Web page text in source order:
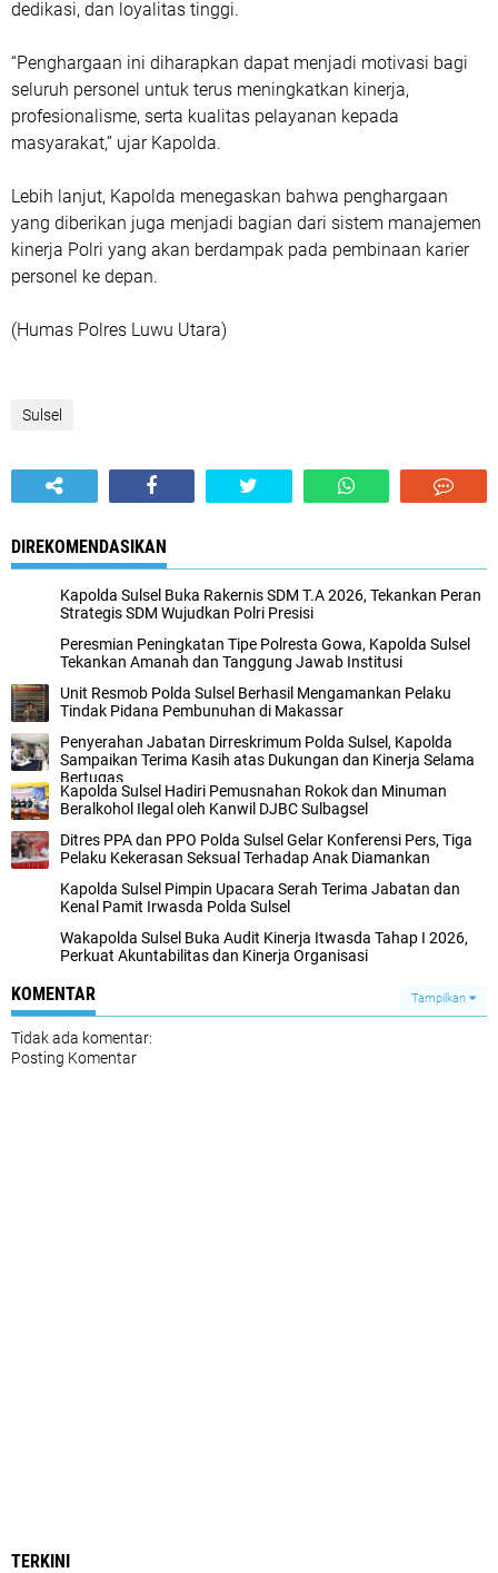
dedikasi, dan loyalitas tinggi.
“Penghargaan ini diharapkan dapat menjadi motivasi bagi
seluruh personel untuk terus meningkatkan kinerja,
profesionalisme, serta kualitas pelayanan kepada
masyarakat,” ujar Kapolda.
Lebih lanjut, Kapolda menegaskan bahwa penghargaan
yang diberikan juga menjadi bagian dari sistem manajemen
kinerja Polri yang akan berdampak pada pembinaan karier
personel ke depan.
(Humas Polres Luwu Utara)
Sulsel
DIREKOMENDASIKAN
Kapolda Sulsel Buka Rakernis SDM T.A 2026, Tekankan Peran
Strategis SDM Wujudkan Polri Presisi
Peresmian Peningkatan Tipe Polresta Gowa, Kapolda Sulsel
Tekankan Amanah dan Tanggung Jawab Institusi
Unit Resmob Polda Sulsel Berhasil Mengamankan Pelaku
Tindak Pidana Pembunuhan di Makassar
Penyerahan Jabatan Dirreskrimum Polda Sulsel, Kapolda
Sampaikan Terima Kasih atas Dukungan dan Kinerja Selama
Bertugas
Kapolda Sulsel Hadiri Pemusnahan Rokok dan Minuman
Beralkohol Ilegal oleh Kanwil DJBC Sulbagsel
Ditres PPA dan PPO Polda Sulsel Gelar Konferensi Pers, Tiga
Pelaku Kekerasan Seksual Terhadap Anak Diamankan
Kapolda Sulsel Pimpin Upacara Serah Terima Jabatan dan
Kenal Pamit Irwasda Polda Sulsel
Wakapolda Sulsel Buka Audit Kinerja Itwasda Tahap I 2026,
Perkuat Akuntabilitas dan Kinerja Organisasi
KOMENTAR Tampilkan
Tidak ada komentar:
Posting Komentar
TERKINI